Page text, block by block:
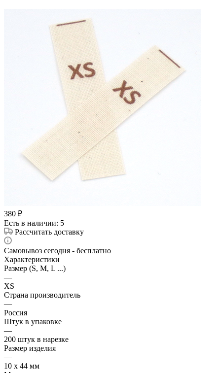
380 ₽
Есть в наличии: 5
Рассчитать доставку
Самовывоз сегодня - бесплатно
Характеристики
Размер (S, M, L ...)
—
XS
Страна производитель
—
Россия
Штук в упаковке
—
200 штук в нарезке
Размер изделия
—
10 х 44 мм